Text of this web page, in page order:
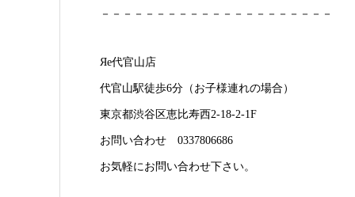
－－－－－－－－－－－－－－－－－－－－－
Яe代官山店
代官山駅徒歩6分（お子様連れの場合）
東京都渋谷区恵比寿西2-18-2-1F
お問い合わせ 0337806686
お気軽にお問い合わせ下さい。